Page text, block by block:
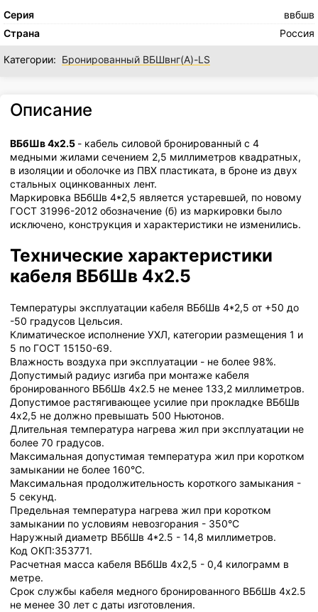
Серия
ввбшв
Страна
Россия
Категории: Бронированный ВБШвнг(А)-LS
Описание
ВБбШв 4х2.5 - кабель силовой бронированный с 4
медными жилами сечением 2,5 миллиметров квадратных,
в изоляции и оболочке из ПВХ пластиката, в броне из двух
стальных оцинкованных лент.
Маркировка ВБбШв 4*2,5 является устаревшей, по новому
ГОСТ 31996-2012 обозначение (б) из маркировки было
исключено, конструкция и характеристики не изменились.
Технические характеристики
кабеля ВБбШв 4х2.5
Температуры эксплуатации кабеля ВБбШв 4*2,5 от +50 до
-50 градусов Цельсия.
Климатическое исполнение УХЛ, категории размещения 1 и
5 по ГОСТ 15150-69.
Влажность воздуха при эксплуатации - не более 98%.
Допустимый радиус изгиба при монтаже кабеля
бронированного ВБбШв 4х2.5 не менее 133,2 миллиметров.
Допустимое растягивающее усилие при прокладке ВБбШв
4х2,5 не должно превышать 500 Ньютонов.
Длительная температура нагрева жил при эксплуатации не
более 70 градусов.
Максимальная допустимая температура жил при коротком
замыкании не более 160°С.
Максимальная продолжительность короткого замыкания -
5 секунд.
Предельная температура нагрева жил при коротком
замыкании по условиям невозгорания - 350°С
Наружный диаметр ВБбШв 4*2.5 - 14,8 миллиметров.
Код ОКП:353771.
Расчетная масса кабеля ВБбШв 4х2,5 - 0,4 килограмм в
метре.
Срок службы кабеля медного бронированного ВБбШв 4х2.5
не менее 30 лет с даты изготовления.